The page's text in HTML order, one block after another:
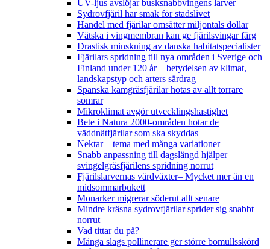
UV-ljus avslöjar busksnabbvingens larver
Sydrovfjäril har smak för stadslivet
Handel med fjärilar omsätter miljontals dollar
Vätska i vingmembran kan ge fjärilsvingar färg
Drastisk minskning av danska habitatspecialister
Fjärilars spridning till nya områden i Sverige och
Finland under 120 år– betydelsen av klimat,
landskapstyp och arters särdrag
Spanska kamgräsfjärilar hotas av allt torrare
somrar
Mikroklimat avgör utvecklingshastighet
Bete i Natura 2000-områden hotar de
väddnätfjärilar som ska skyddas
Nektar – tema med många variationer
Snabb anpassning till dagslängd hjälper
svingelgräsfjärilens spridning norrut
Fjärilslarvernas värdväxter– Mycket mer än en
midsommarbukett
Monarker migrerar söderut allt senare
Mindre kräsna sydrovfjärilar sprider sig snabbt
norrut
Vad tittar du på?
Många slags pollinerare ger större bomullsskörd